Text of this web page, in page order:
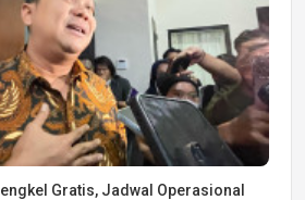
Gratis, Jadwal Operasional